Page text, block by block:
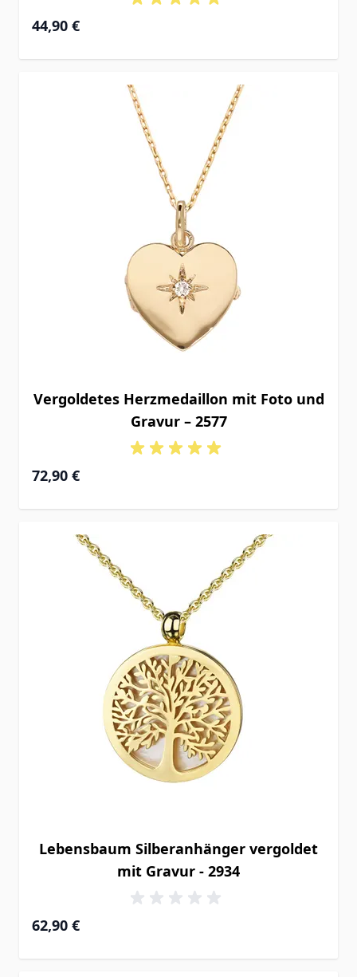
44,90 €
Vergoldetes Herzmedaillon mit Foto und
Gravur – 2577
72,90 €
Lebensbaum Silberanhänger vergoldet
mit Gravur - 2934
62,90 €